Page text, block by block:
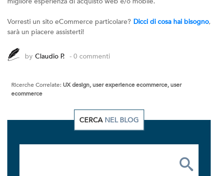
Vorresti un sito eCommerce particolare? Dicci di cosa hai bisogno,
sarà un piacere assisterti!
by Claudio P. - 0 commenti
Ricerche Correlate: UX design, user experience ecommerce, user
ecommerce
CERCA NEL BLOG